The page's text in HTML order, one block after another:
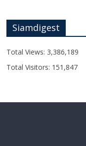
Siamdigest
Total Views: 3,386,189
Total Visitors: 151,847